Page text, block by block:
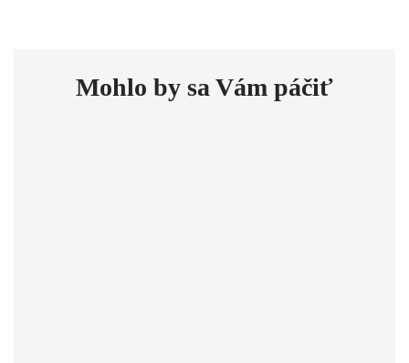
Mohlo by sa Vám páčiť